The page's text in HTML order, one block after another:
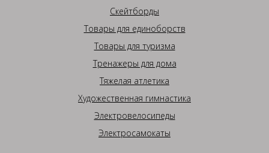
Скейтборды
Товары для единоборств
Товары для туризма
Тренажеры для дома
Тяжелая атлетика
Художественная гимнастика
Электровелосипеды
Электросамокаты